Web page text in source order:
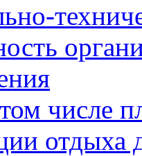
числе
отдыха